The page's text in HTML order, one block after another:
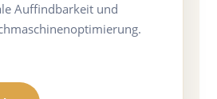
Auffindbarkeit und